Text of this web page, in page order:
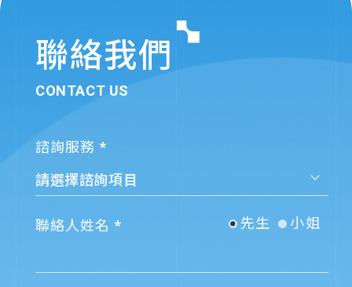
聯絡我們
CONTACT US
諮詢服務
聯絡人姓名 先生 小姐